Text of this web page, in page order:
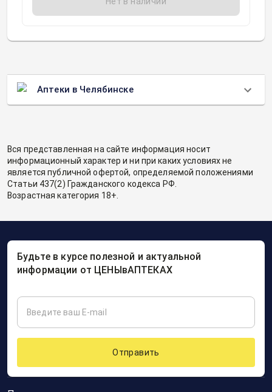
Аптеки в Челябинске
Вся представленная на сайте информация носит
информационный характер и ни при каких условиях не
является публичной офертой, определяемой положениями
Статьи 437(2) Гражданского кодекса РФ.
Возрастная категория 18+.
Будьте в курсе полезной и актуальной
информации от ЦЕНЫвАПТЕКАХ
Отправить